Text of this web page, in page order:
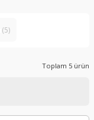
(5)
Toplam 5 ürün